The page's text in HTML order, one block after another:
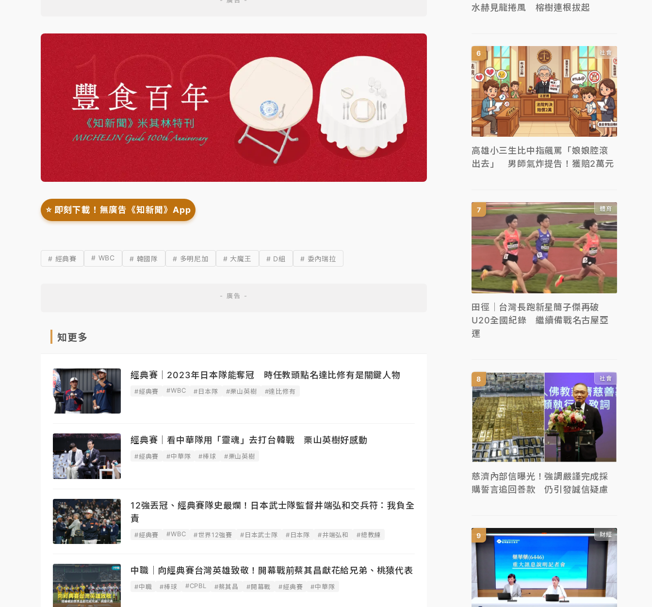
⭐️ 即刻下載！無廣告《知新聞》App
# 經典賽 # WBC # 韓國隊 # 多明尼加 # 大魔王 # D組 # 委內瑞拉
知更多
經典賽｜2023年日本隊能奪冠 時任教頭點名達比修有是關鍵人物
#經典賽 #WBC #日本隊 #栗山英樹 #達比修有
經典賽｜看中華隊用「靈魂」去打台韓戰 栗山英樹好感動
#經典賽 #中華隊 #棒球 #栗山英樹
12強丟冠、經典賽隊史最爛！日本武士隊監督井端弘和交兵符：我負全
責
#經典賽 #WBC #世界12強賽 #日本武士隊 #日本隊 #井端弘和 #總教練
中職｜向經典賽台灣英雄致敬！開幕戰前蔡其昌獻花給兄弟、桃猿代表
#中職 #棒球 #CPBL #蔡其昌 #開幕戰 #經典賽 #中華隊
水赫見龍捲風 榕樹連根拔起
社會
高雄小三生比中指飆罵「娘娘腔滾
出去」 男師氣炸提告！獲賠2萬元
體育
田徑｜台灣長跑新星簡子傑再破
U20全國紀錄 繼續備戰名古屋亞
運
社會
慈濟內部信曝光！強調嚴謹完成採
購誓言追回善款 仍引發誠信疑慮
財經